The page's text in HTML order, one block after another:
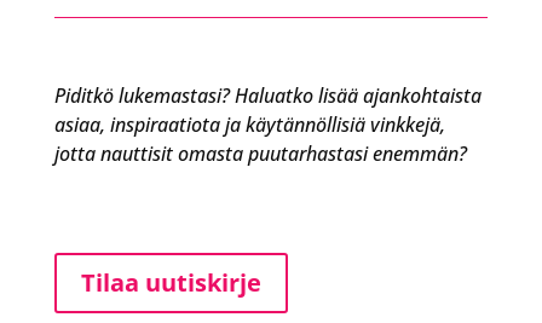
Piditkö lukemastasi? Haluatko lisää ajankohtaista
asiaa, inspiraatiota ja käytännöllisiä vinkkejä,
jotta nauttisit omasta puutarhastasi enemmän?
Tilaa uutiskirje